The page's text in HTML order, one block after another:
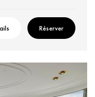
Réserver